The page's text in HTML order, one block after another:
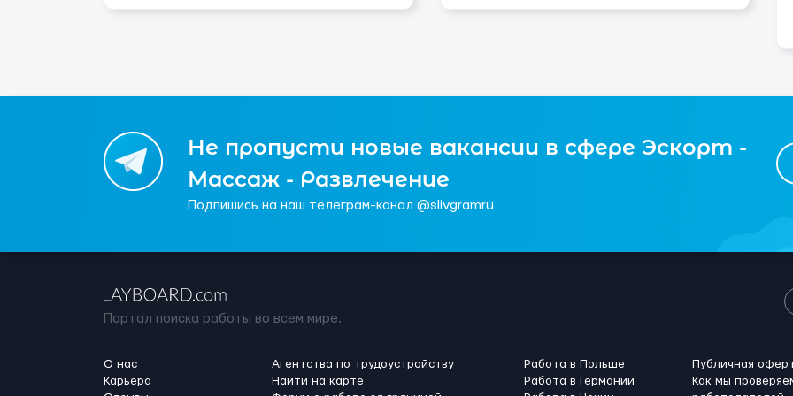
Не пропусти новые вакансии в сфере Эскорт -
Массаж - Развлечение
Подпишись на наш телеграм-канал @slivgramru
Портал поиска работы во всем мире.
О нас
Карьера
Агентства по трудоустройству
Найти на карте
Работа в Польше
Работа в Германии
Публичная
Как мы